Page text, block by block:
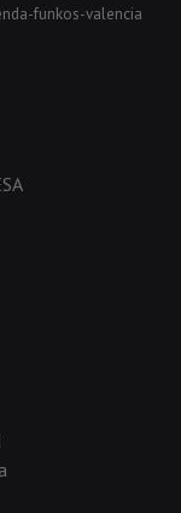
funkos-valencia